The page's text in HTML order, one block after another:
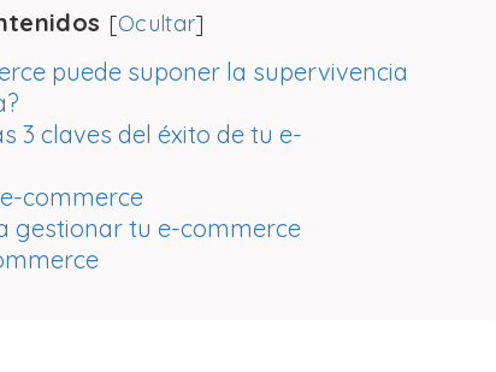
[Ocultar]
puede suponer la supervivencia
3 claves del éxito de tu e-
commerce
gestionar tu e-commerce